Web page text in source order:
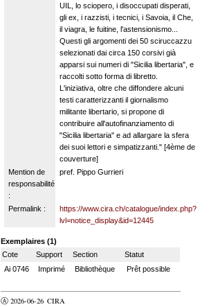
UIL, lo sciopero, i disoccupati disperati,
gli ex, i razzisti, i tecnici, i Savoia, il Che,
il viagra, le fuitine, l'astensionismo...
Questi gli argomenti dei 50 sciruccazzu
selezionati dai circa 150 corsivi già
apparsi sui numeri di "Sicilia libertaria", e
raccolti sotto forma di libretto.
L'iniziativa, oltre che diffondere alcuni
testi caratterizzanti il giornalismo
militante libertario, si propone di
contribuire all'autofinanziamento di
"Sicilia libertaria" e ad allargare la sfera
dei suoi lettori e simpatizzanti." [4ème de
couverture]
Mention de
responsabilité
:
pref. Pippo Gurrieri
Permalink :
https://www.cira.ch/catalogue/index.php?
lvl=notice_display&id=12445
Exemplaires (1)
Cote
Support Section
Statut
Ai 0746
Imprimé Bibliothèque Prêt possible
Ⓐ 2026-06-26 CIRA